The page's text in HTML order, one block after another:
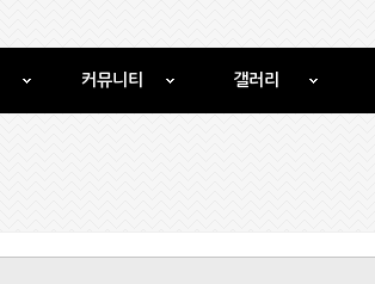
커뮤니티 갤러리